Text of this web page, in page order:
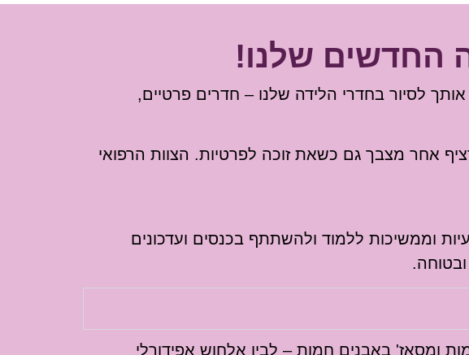
החדשים שלנו!
אותך לסיור בחדרי הלידה שלנו – חדרים פרטיים,
אחר מצבך גם כשאת זוכה לפרטיות. הצוות הרפואי
וממשיכות ללמוד ולהשתתף בכנסים ועדכונים
ומסאז' באבנים חמות – לבין אלחוש אפידורלי